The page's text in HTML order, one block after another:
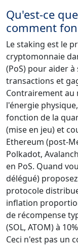
Qu'est-ce
comment
Le staking est le
cryptomonnaie
(PoS) pour aider
transactions et
Contrairement au
l'énergie
fonction de la
(mise en jeu) et
Ethereum (post-
Polkadot,
en PoS. Quand
délégué)
protocole
inflation
de récompense
(SOL, ATOM) à
Ceci n'est pas un